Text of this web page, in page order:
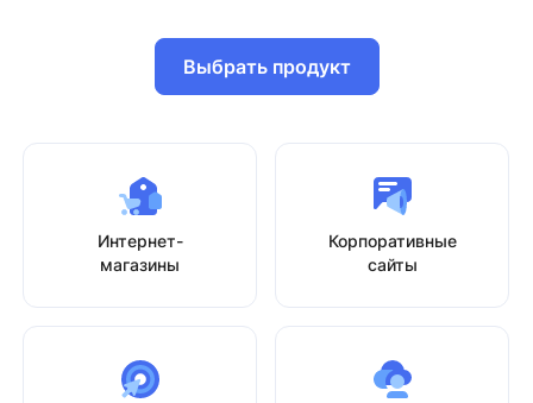
Интернет-
магазины
Корпоративные
сайты
Выбрать продукт